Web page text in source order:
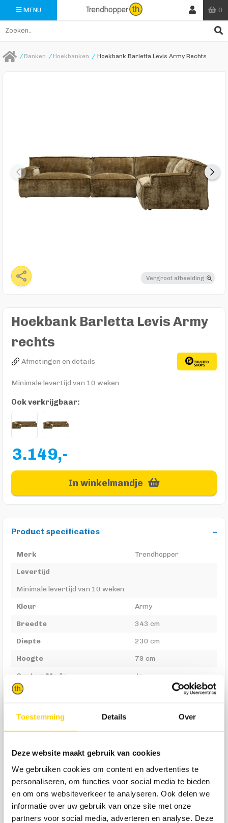
Toestemming Details Over
Deze website maakt gebruik van cookies
We gebruiken cookies om content en advertenties te
personaliseren, om functies voor social media te bieden
en om ons websiteverkeer te analyseren. Ook delen we
informatie over uw gebruik van onze site met onze
partners voor social media, adverteren en analyse. Deze
MENU 0
/ Banken / Hoekbanken / Hoekbank Barletta Levis Army Rechts
Vergroot afbeelding
Hoekbank Barletta Levis Army
rechts
Afmetingen en details
Minimale levertijd van 10 weken.
Ook verkrijgbaar:
3.149,-
In winkelmandje
Product specificaties
Merk
Trendhopper
Levertijd
Minimale levertijd van 10 weken.
Kleur
Army
Breedte
343 cm
Diepte
230 cm
Hoogte
79 cm
Custom Made
Ja
Productgroep Trendhopper
1,5-zits met arm links + 1 zits element + Hoekelement + 1
zits arm rechts
Aantal zitplaatsen bank